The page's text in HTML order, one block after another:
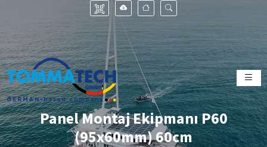
Panel Montaj Ekipmanı P60
(95x60mm) 60cm